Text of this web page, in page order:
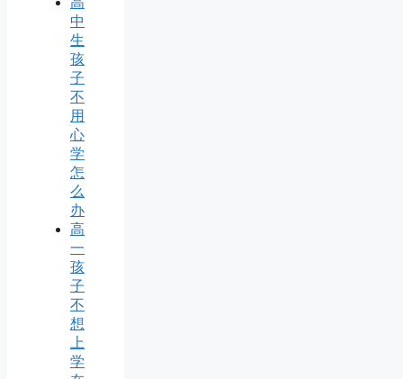
中
生
孩
子
不
用
心
学
怎
么
办
高
一
孩
子
不
想
上
学